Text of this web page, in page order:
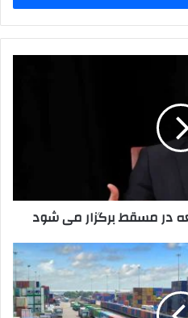
در مسقط برگزار می شود